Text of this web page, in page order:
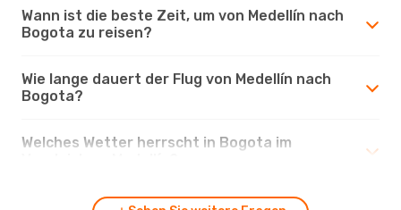
Wann ist die beste Zeit, um von Medellín nach
Bogota zu reisen?
Wie lange dauert der Flug von Medellín nach
Bogota?
Welches Wetter herrscht in Bogota im